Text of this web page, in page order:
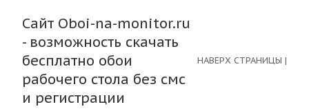
Сайт Oboi-na-monitor.ru
- возможность скачать
бесплатно обои
рабочего стола без смс
и регистрации
НАВЕРХ СТРАНИЦЫ |